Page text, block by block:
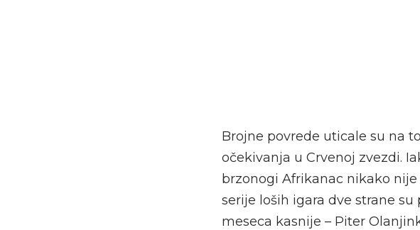
Brojne povrede uticale su na
očekivanja u Crvenoj zvezdi.
brzonogi Afrikanac nikako
serije loših igara dve strane
meseca kasnije – Piter